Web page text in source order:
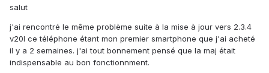
salut
j'ai rencontré le même problème suite à la mise à jour vers 2.3.4
v20l ce téléphone étant mon premier smartphone que j'ai acheté
il y a 2 semaines. j'ai tout bonnement pensé que la maj était
indispensable au bon fonctionnment.